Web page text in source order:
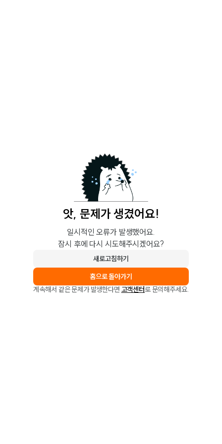
앗, 문제가 생겼어요!
일시적인 오류가 발생했어요.
잠시 후에 다시 시도해주시겠어요?
새로고침하기
홈으로 돌아가기
계속해서 같은 문제가 발생한다면 고객센터로 문의해주세요.